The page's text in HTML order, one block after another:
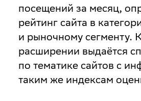
посещений за месяц,
рейтинг сайта в
и рыночному сегменту.
расширении выдаётся
по тематике сайтов с
таким же индексам